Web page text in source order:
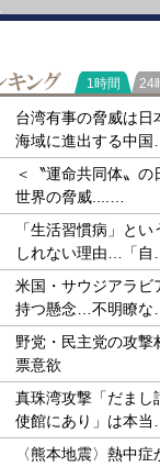
減り続けていくことが
STUDIO/
ラ
1時間 24
台湾有事の脅威は
海域に進出する中国…
＜〝運命共同体〟
世界の脅威....…
「生活習慣病」と
しれない理由…「自…
米国・サウジアラビ
持つ懸念…不明瞭な…
野党・民主党の攻撃
票意欲
真珠湾攻撃「だまし
使館にあり」は本当…
〈熊本地震〉熱中